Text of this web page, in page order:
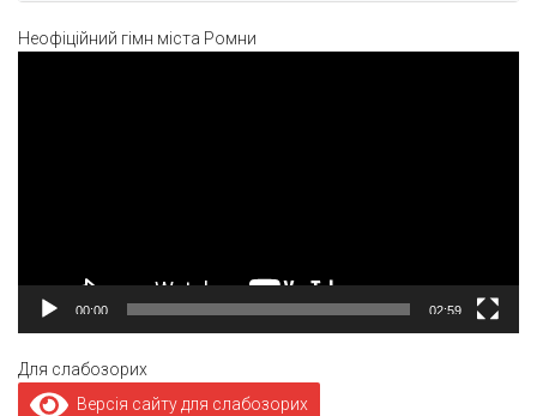
Неофіційний гімн міста Ромни
00:00 02:59
Для слабозорих
Версія сайту для слабозорих